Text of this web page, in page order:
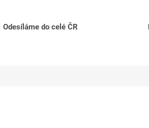
Odesíláme do celé ČR